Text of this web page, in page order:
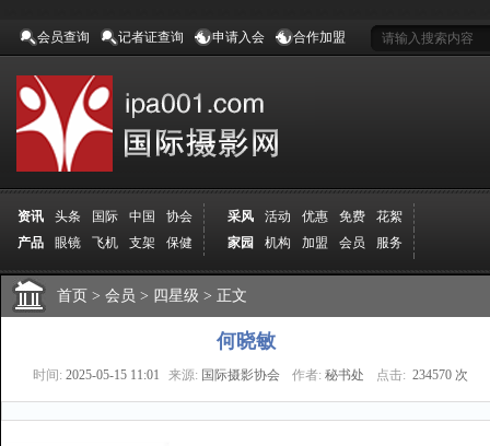
会员查询 记者证查询 申请入会 合作加盟
资讯 头条 国际 中国 协会 采风 活动 优惠 免费
花絮
产品
眼镜 飞机 支架 保健 家园 机构 加盟 会员
服务
地方
吉林 广西 山东 加拿大 空间 认证 寻友 发图
分享
学院
分院 导师 课程 报名 商城
媒体
记者 报纸 杂志 视频 展赛 赛事 展馆 直通车 更多
首页 > 会员 > 四星级 > 正文
何晓敏
时间: 2025-05-15 11:01 来源: 国际摄影协会 作者: 秘书处 点击: 234570 次